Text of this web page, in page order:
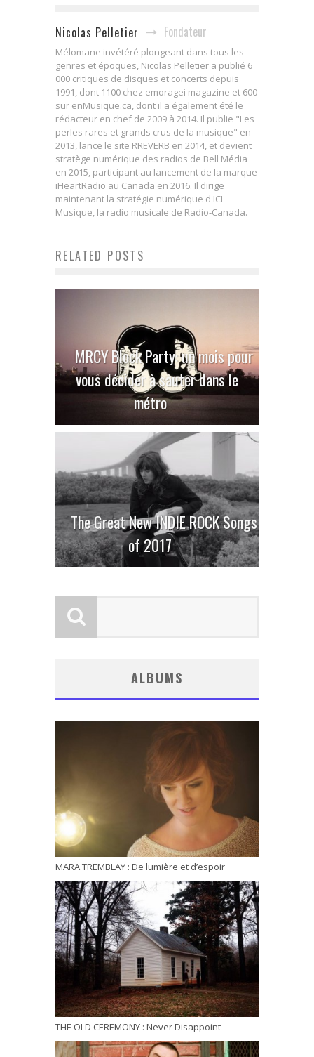
Nicolas Pelletier Fondateur
Mélomane invétéré plongeant dans tous les
genres et époques, Nicolas Pelletier a publié 6
000 critiques de disques et concerts depuis
1991, dont 1100 chez emoragei magazine et 600
sur enMusique.ca, dont il a également été le
rédacteur en chef de 2009 à 2014. Il publie "Les
perles rares et grands crus de la musique" en
2013, lance le site RREVERB en 2014, et devient
stratège numérique des radios de Bell Média
en 2015, participant au lancement de la marque
iHeartRadio au Canada en 2016. Il dirige
maintenant la stratégie numérique d'ICI
Musique, la radio musicale de Radio-Canada.
RELATED POSTS
MRCY Block Party: un mois pour
vous décider à sauter dans le
métro
The Great New INDIE ROCK Songs
of 2017
ALBUMS
MARA TREMBLAY : De lumière et d’espoir
THE OLD CEREMONY : Never Disappoint